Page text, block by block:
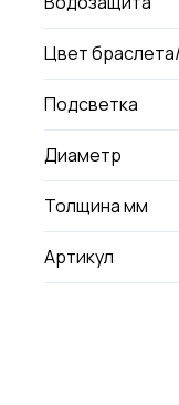
Цвет
Подсветка
Диаметр
Толщина мм
Артикул